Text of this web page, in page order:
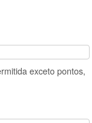
exceto pontos,